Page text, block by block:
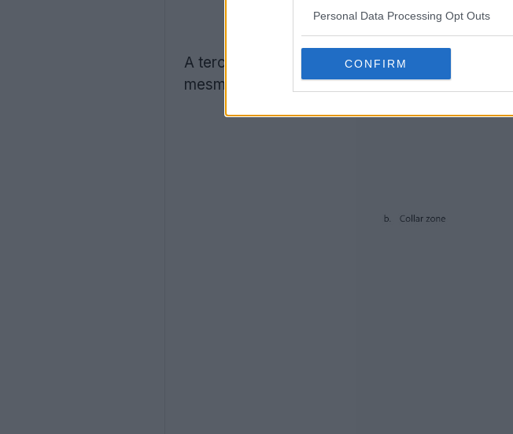
Personal Data Processing Opt Outs
CONFIRM
A terceira camisa do Venezia2025-2026
mesmo tempo desafiar, as regras definidas